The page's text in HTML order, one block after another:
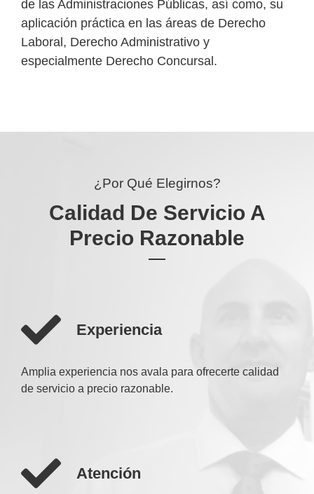
de las Administraciones Públicas, así como, su
aplicación práctica en las áreas de Derecho
Laboral, Derecho Administrativo y
especialmente Derecho Concursal.
¿Por Qué Elegirnos?
Calidad De Servicio A
Precio Razonable
Experiencia
Amplia experiencia nos avala para ofrecerte calidad
de servicio a precio razonable.
Atención